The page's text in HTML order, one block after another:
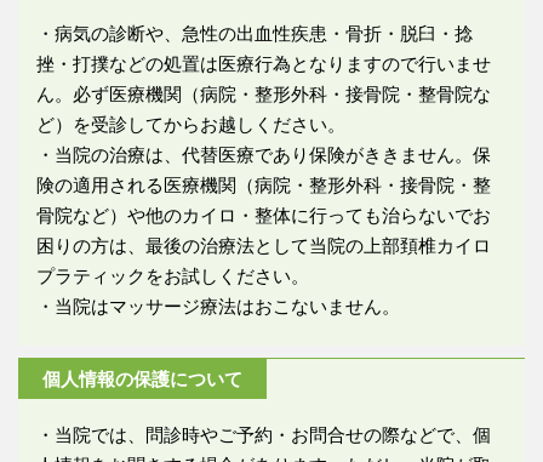
・病気の診断や、急性の出血性疾患・骨折・脱臼・捻
挫・打撲などの処置は医療行為となりますので行いませ
ん。必ず医療機関（病院・整形外科・接骨院・整骨院な
ど）を受診してからお越しください。
・当院の治療は、代替医療であり保険がききません。保
険の適用される医療機関（病院・整形外科・接骨院・整
骨院など）や他のカイロ・整体に行っても治らないでお
困りの方は、最後の治療法として当院の上部頚椎カイロ
プラティックをお試しください。
・当院はマッサージ療法はおこないません。
個人情報の保護について
・当院では、問診時やご予約・お問合せの際などで、個